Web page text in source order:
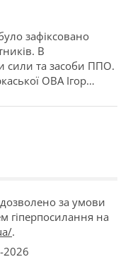
зафіксовано
В
сили та засоби ППО.
ОВА Ігор
хвилею
з персоналом
за умови
гіперпосилання на
.
2026